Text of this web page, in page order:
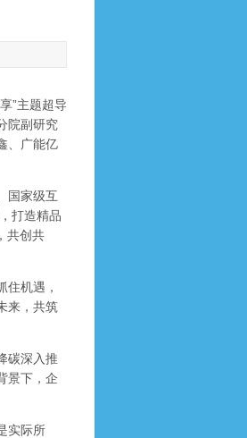
”主题超导
院副研究
、广能亿
国家级互
打造精品
共创共
机遇，
来，共筑
碳深入推
景下，企
实际所